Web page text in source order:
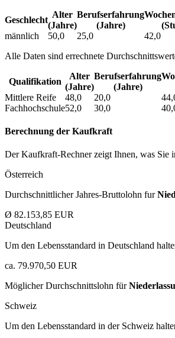
Geschlecht
Alter
(Jahre)
Berufs­erfahrung
(Jahre)
männlich
50,0 25,0 42,0
Alle Daten sind errechnete
Qualifikation
Alter
(Jahre)
Berufs­erfahrung
(Jahre)
Mittlere Reife
48,0 20,0
Fachhochschule52,0 30,0
Berechnung der Kaufkraft
Der Kaufkraft-Rechner zeigt Ihnen, was Sie
Österreich
Durchschnittlicher Jahres-Bruttolohn fur
Ø 82.153,85 EUR
Deutschland
Um den Lebensstandard in Deutschland
ca. 79.970,50 EUR
Möglicher Durchschnittslohn für
Schweiz
Um den Lebensstandard in der Schweiz